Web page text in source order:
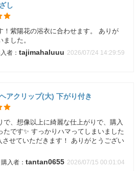
し
！紫陽花の浴衣に合わせます。 ありが
ました。
tajimahaluuu 2026/07/24 14:29:59
アクリップ(大) 下がり付き
で、想像以上に綺麗な仕上がりで、購入
たです✨ すっかりハマってしまいました
させていただきます！ ありがとうござい
tantan0655 2026/07/15 00:01:04